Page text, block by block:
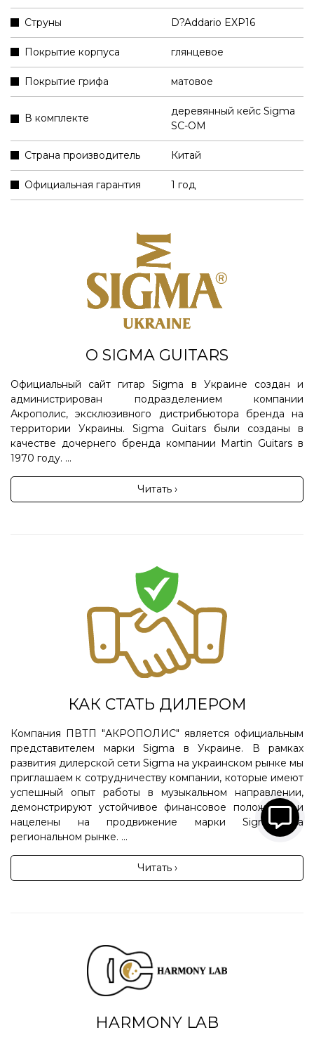
Струны D?Addario EXP16
Покрытие корпуса глянцевое
Покрытие грифа матовое
В комплекте
деревянный кейс Sigma
SC-OM
Страна производитель Китай
Официальная гарантия 1 год
О SIGMA GUITARS
Официальный сайт гитар Sigma в Украине создан и
администрирован подразделением компании
Акрополис, эксклюзивного дистрибьютора бренда на
территории Украины. Sigma Guitars были созданы в
качестве дочернего бренда компании Martin Guitars в
1970 году. ...
Читать ›
КАК СТАТЬ ДИЛЕРОМ
Компания ПВТП "АКРОПОЛИС" является официальным
представителем марки Sigma в Украине. В рамках
развития дилерской сети Sigma на украинском рынке мы
приглашаем к сотрудничеству компании, которые имеют
успешный опыт работы в музыкальном направлении,
демонстрируют устойчивое финансовое положение и
нацелены на продвижение марки Sigma на
региональном рынке. ...
Читать ›
HARMONY LAB